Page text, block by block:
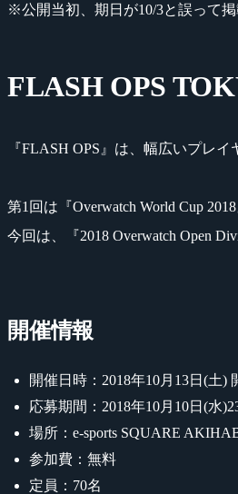
※公開当初、期日が10/3と誤って
FLASH OPS
『FLASH OPS』は、幅広いプレ
第1回は『Overwatch World Cup
今回は、『2018 Overwatch Open
開催情報
開催日時：2018年10月13日(土)
応募期間：2018年10月10日(水
場所：e-sports SQUARE
参加費：無料
定員：70名